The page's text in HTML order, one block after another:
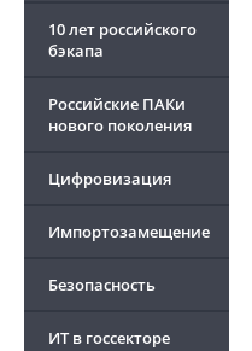
10 лет российского
бэкапа
Российские ПАКи
нового поколения
Цифровизация
Импортозамещение
Безопасность
ИТ в госсекторе